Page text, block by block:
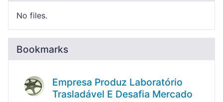
No files.
Bookmarks
Empresa Produz Laboratório
Trasladável E Desafia Mercado